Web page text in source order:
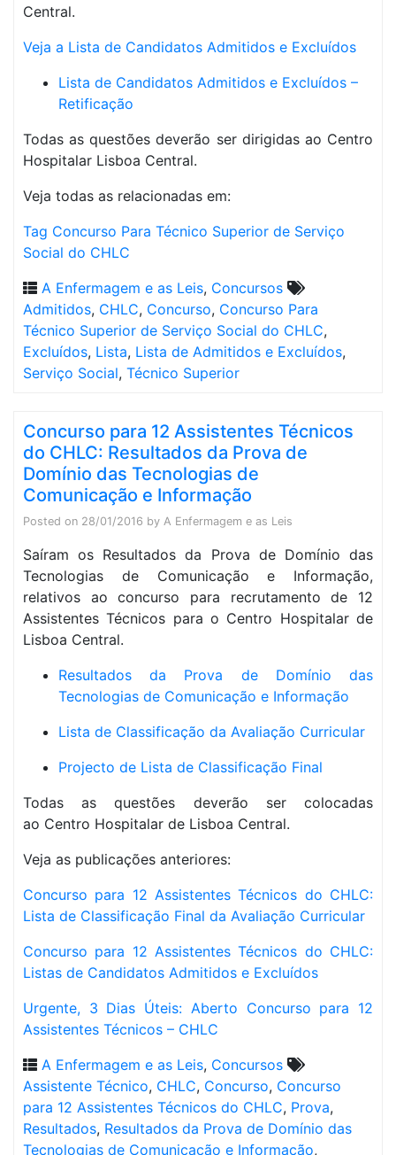
Central.
Veja a Lista de Candidatos Admitidos e Excluídos
Lista de Candidatos Admitidos e Excluídos –
Retificação
Todas as questões deverão ser dirigidas ao Centro
Hospitalar Lisboa Central.
Veja todas as relacionadas em:
Tag Concurso Para Técnico Superior de Serviço
Social do CHLC
A Enfermagem e as Leis, Concursos
Admitidos, CHLC, Concurso, Concurso Para
Técnico Superior de Serviço Social do CHLC,
Excluídos, Lista, Lista de Admitidos e Excluídos,
Serviço Social, Técnico Superior
Concurso para 12 Assistentes Técnicos
do CHLC: Resultados da Prova de
Domínio das Tecnologias de
Comunicação e Informação
Posted on 28/01/2016 by A Enfermagem e as Leis
Saíram os Resultados da Prova de Domínio das
Tecnologias de Comunicação e Informação,
relativos ao concurso para recrutamento de 12
Assistentes Técnicos para o Centro Hospitalar de
Lisboa Central.
Resultados da Prova de Domínio das
Tecnologias de Comunicação e Informação
Lista de Classificação da Avaliação Curricular
Projecto de Lista de Classificação Final
Todas as questões deverão ser colocadas
ao Centro Hospitalar de Lisboa Central.
Veja as publicações anteriores:
Concurso para 12 Assistentes Técnicos do CHLC:
Lista de Classificação Final da Avaliação Curricular
Concurso para 12 Assistentes Técnicos do CHLC:
Listas de Candidatos Admitidos e Excluídos
Urgente, 3 Dias Úteis: Aberto Concurso para 12
Assistentes Técnicos – CHLC
A Enfermagem e as Leis, Concursos
Assistente Técnico, CHLC, Concurso, Concurso
para 12 Assistentes Técnicos do CHLC, Prova,
Resultados, Resultados da Prova de Domínio das
Tecnologias de Comunicação e Informação,